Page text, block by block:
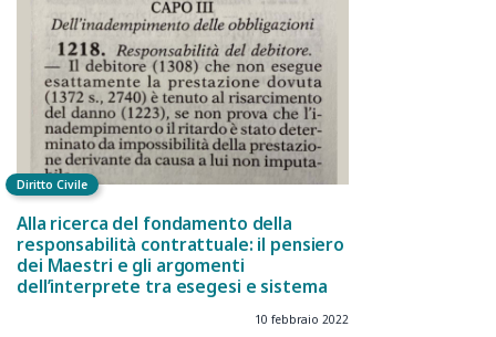
Diritto Civile
Alla ricerca del fondamento della
responsabilità contrattuale: il pensiero
dei Maestri e gli argomenti
dell’interprete tra esegesi e sistema
10 febbraio 2022